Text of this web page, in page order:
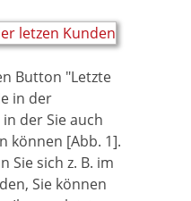
Button "Letzte
in der
der Sie auch
können [Abb. 1].
Sie sich z. B. im
Sie können